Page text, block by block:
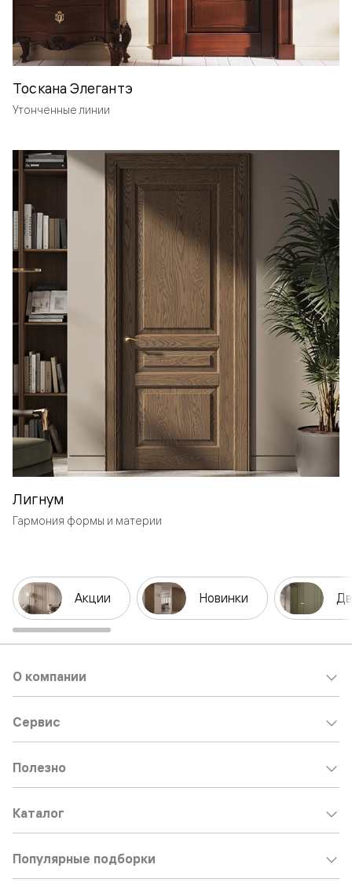
Тоскана Элегантэ
Утонченные линии
Лигнум
Гармония формы и материи
Акции Новинки
О компании
Сервис
Полезно
Каталог
Популярные подборки